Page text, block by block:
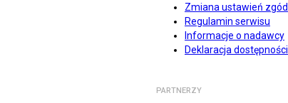
Zmiana ustawień zgód
Regulamin serwisu
Informacje o nadawcy
Deklaracja dostępności
PARTNERZY